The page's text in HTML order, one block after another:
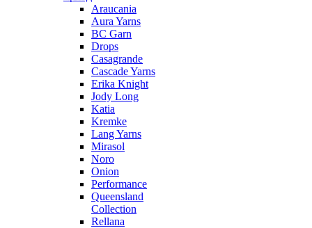
Araucania
Aura Yarns
BC Garn
Drops
Casagrande
Cascade Yarns
Erika Knight
Jody Long
Katia
Kremke
Lang Yarns
Mirasol
Noro
Onion
Performance
Queensland
Collection
Rellana